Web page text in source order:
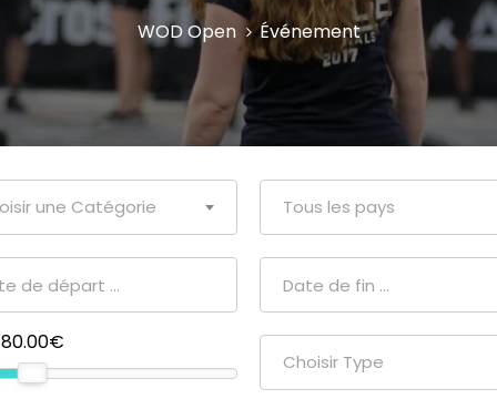
WOD Open Événement
une Catégorie Tous les pays
80.00€
Choisir Type